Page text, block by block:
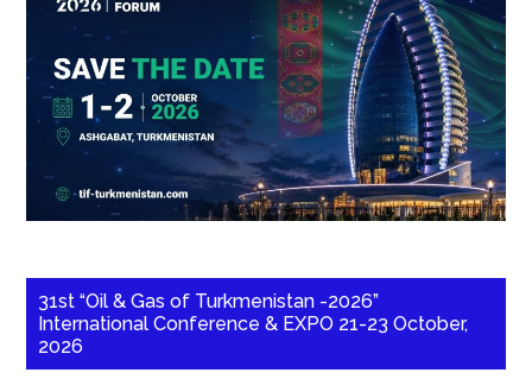
31st “Oil & Gas of Turkmenistan -2026”
International Conference & EXPO 21-23 October,
2026